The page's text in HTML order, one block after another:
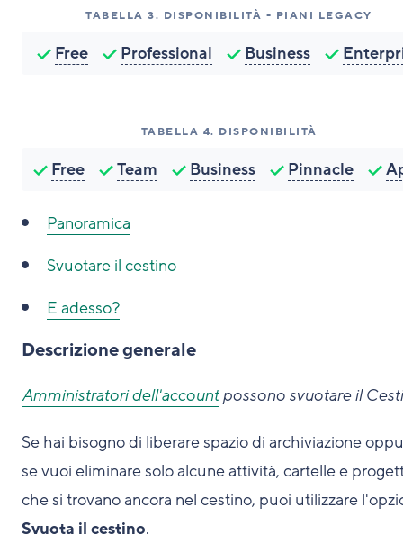
TABELLA 3. DISPONIBILITÀ - PIANI LEGACY
Free Professional Business
TABELLA 4. DISPONIBILITÀ
Free Team Business Pinnacle
Panoramica
Svuotare il cestino
E adesso?
Descrizione generale
Amministratori dell'accountpossono svuotare il
Se hai bisogno di liberare spazio di archiviazione
se vuoi eliminare solo alcune attività, cartelle e
che si trovano ancora nel cestino, puoi utilizzare
Svuota il cestino.